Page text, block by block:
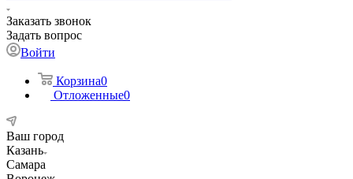
Заказать звонок
Задать вопрос
Войти
Корзина0
Отложенные0
Ваш город
Казань
Самара